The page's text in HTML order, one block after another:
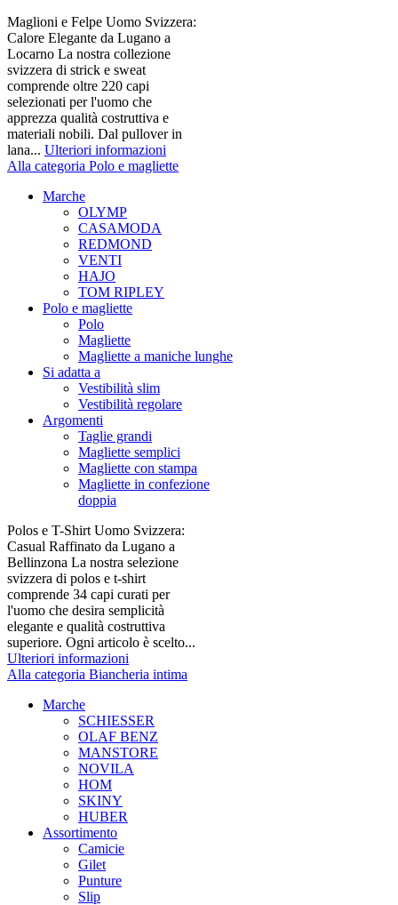
Maglioni e Felpe Uomo Svizzera:
Calore Elegante da Lugano a
Locarno La nostra collezione
svizzera di strick e sweat
comprende oltre 220 capi
selezionati per l'uomo che
apprezza qualità costruttiva e
materiali nobili. Dal pullover in
lana... Ulteriori informazioni
Alla categoria Polo e magliette
Marche
OLYMP
CASAMODA
REDMOND
VENTI
HAJO
TOM RIPLEY
Polo e magliette
Polo
Magliette
Magliette a maniche lunghe
Si adatta a
Vestibilità slim
Vestibilità regolare
Argomenti
Taglie grandi
Magliette semplici
Magliette con stampa
Magliette in confezione
doppia
Polos e T-Shirt Uomo Svizzera:
Casual Raffinato da Lugano a
Bellinzona La nostra selezione
svizzera di polos e t-shirt
comprende 34 capi curati per
l'uomo che desira semplicità
elegante e qualità costruttiva
superiore. Ogni articolo è scelto...
Ulteriori informazioni
Alla categoria Biancheria intima
Marche
SCHIESSER
OLAF BENZ
MANSTORE
NOVILA
HOM
SKINY
HUBER
Assortimento
Camicie
Gilet
Punture
Slip